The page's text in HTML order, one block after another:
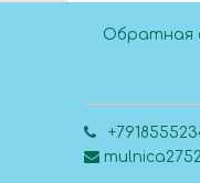
Обратная